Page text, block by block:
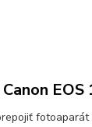
EOS
fotoaparát